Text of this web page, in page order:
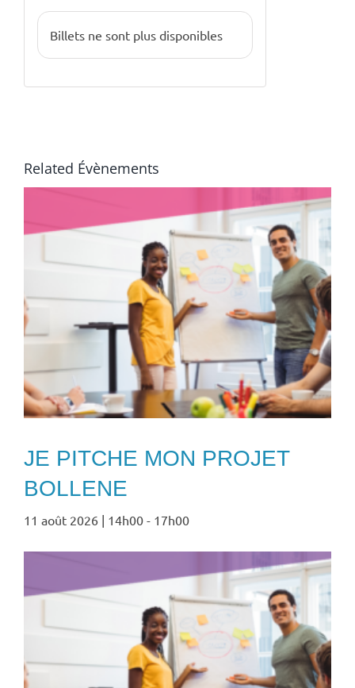
Billets ne sont plus disponibles
Related Évènements
JE PITCHE MON PROJET
BOLLENE
11 août 2026 | 14h00 - 17h00